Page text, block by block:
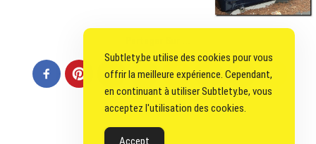
Subtlety.be utilise des cookies pour vous
offrir la meilleure expérience. Cependant,
en continuant à utiliser Subtlety.be, vous
acceptez l'utilisation des cookies.
Accept